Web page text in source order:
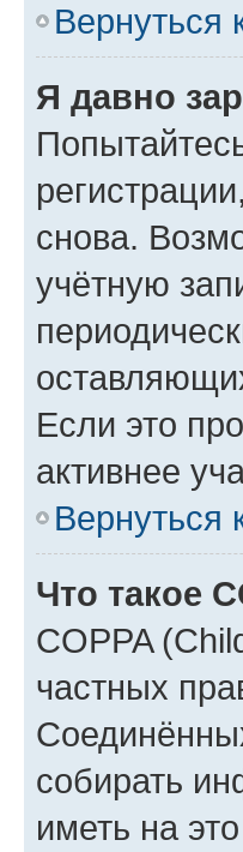
Вернуться
Я давно
снова.
учётную
Если это
активнее
Вернуться
Что такое
COPPA
частных
собирать
иметь на